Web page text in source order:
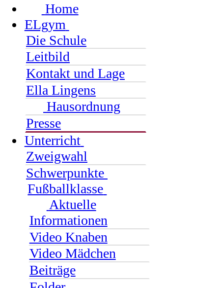
Home
ELgym
Die Schule
Leitbild
Kontakt und Lage
Ella Lingens
Hausordnung
Presse
Unterricht
Zweigwahl
Schwerpunkte
Fußballklasse
Aktuelle
Informationen
Video Knaben
Video Mädchen
Beiträge